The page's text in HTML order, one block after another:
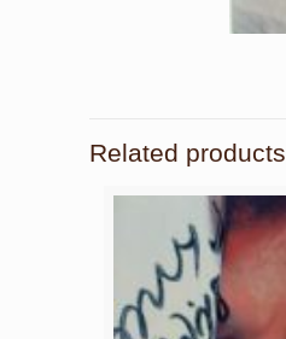
Related products